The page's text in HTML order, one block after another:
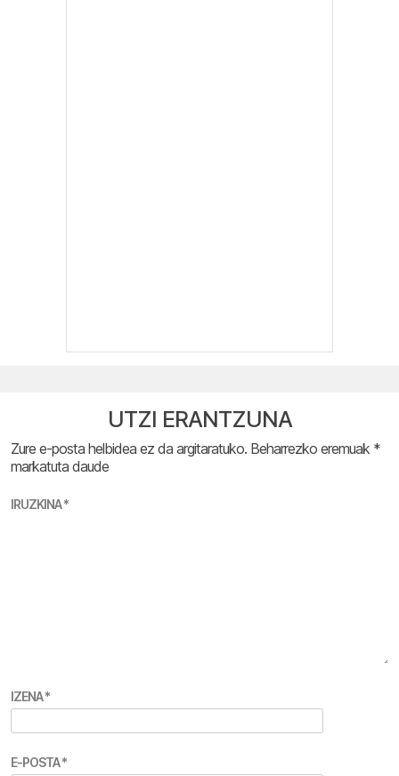
UTZI ERANTZUNA
Zure e-posta helbidea ez da argitaratuko. Beharrezko eremuak *
markatuta daude
IRUZKINA*
IZENA*
E-POSTA*